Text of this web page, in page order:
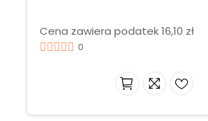
Cena zawiera podatek 16,10 zł
0